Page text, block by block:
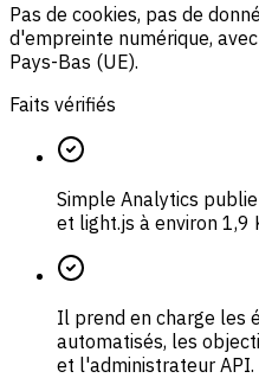
Pas de cookies, pas de
d'empreinte numérique,
Pays-Bas (UE).
Faits vérifiés
Simple Analytics
et light.js à environ 1,9
Il prend en charge les
automatisés, les
et l'administrateur API.